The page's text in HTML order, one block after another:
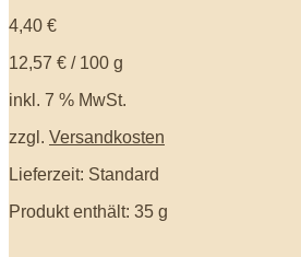
4,40 €
12,57 € / 100 g
inkl. 7 % MwSt.
zzgl. Versandkosten
Lieferzeit: Standard
Produkt enthält: 35 g